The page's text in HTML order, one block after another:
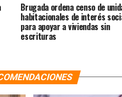
Brugada ordena censo de
habitacionales de interés
para apoyar a viviendas sin
escrituras